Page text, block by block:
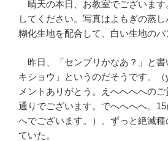
晴天の本日、お教室でございます
してください。写真はよもぎの蒸
糊化生地を配合して、白い生地のパ
昨日、「センブリかなあ？」と書
キショウ」というのだそうです。
メントありがとう。えへへへへの
通りでございます。でへへへへ。
へでございます。）。ずっと絶滅
ていた。